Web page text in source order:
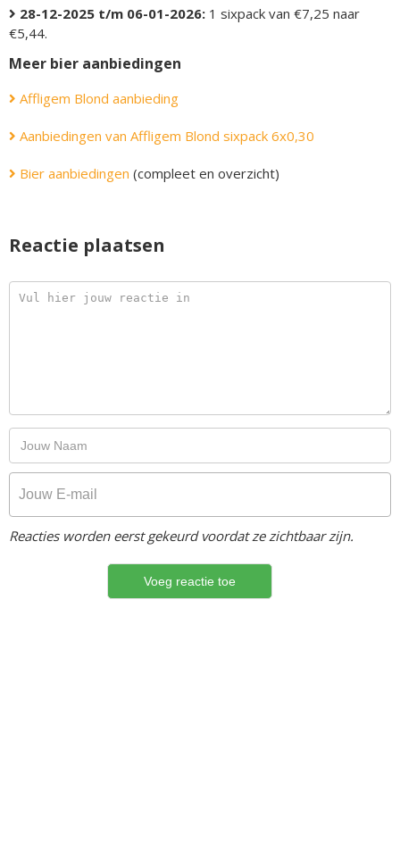
28-12-2025 t/m 06-01-2026: 1 sixpack van €7,25 naar
€5,44.
Meer bier aanbiedingen
Affligem Blond aanbieding
Aanbiedingen van Affligem Blond sixpack 6x0,30
Bier aanbiedingen (compleet en overzicht)
Reactie plaatsen
Reacties worden eerst gekeurd voordat ze zichtbaar zijn.